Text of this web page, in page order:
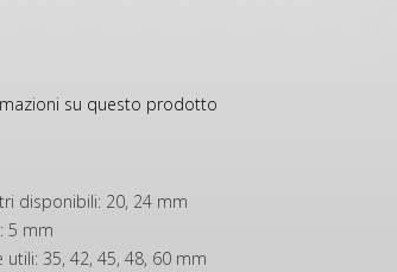
su questo prodotto
disponibili: 20, 24 mm
5 mm
utili: 35, 42, 45, 48, 60 mm